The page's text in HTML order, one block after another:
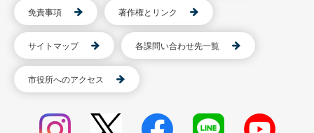
免責事項 著作権とリンク
サイトマップ 各課問い合わせ先一覧
市役所へのアクセス